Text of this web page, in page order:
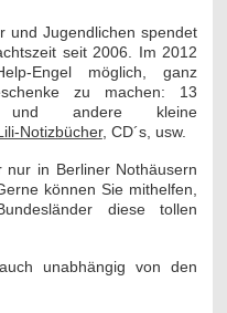
und Jugendlichen spendet
seit 2006. Im 2012
Engel möglich, ganz
zu machen: 13
und andere kleine
Notizbücher, CD´s, usw.
nur in Berliner Nothäusern
können Sie mithelfen,
diese tollen
unabhängig von den